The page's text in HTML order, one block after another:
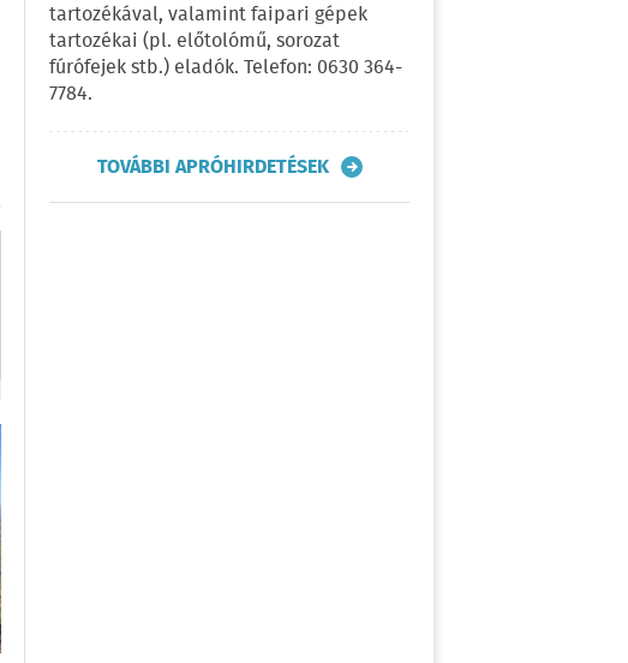
tartozékával, valamint faipari gépek
tartozékai (pl. előtolómű, sorozat
fúrófejek stb.) eladók. Telefon: 0630 364-
7784.
TOVÁBBI APRÓHIRDETÉSEK